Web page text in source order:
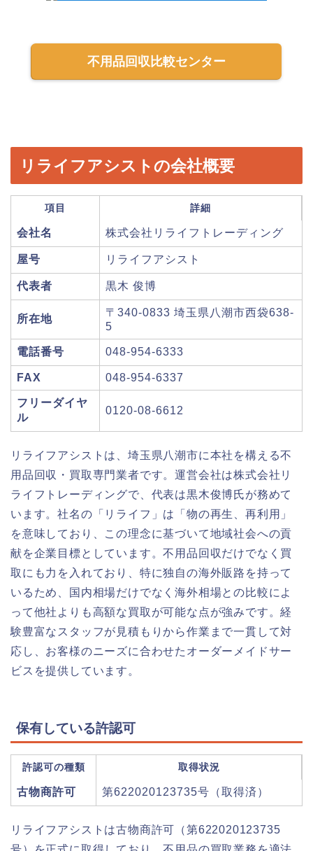
不用品回収比較センター
リライフアシストの会社概要
項目 詳細
会社名 株式会社リライフトレーディング
屋号 リライフアシスト
代表者 黒木 俊博
所在地
〒340-0833 埼玉県八潮市西袋638-
5
電話番号 048-954-6333
FAX 048-954-6337
フリーダイヤ
ル
0120-08-6612
リライフアシストは、埼玉県八潮市に本社を構える不
用品回収・買取専門業者です。運営会社は株式会社リ
ライフトレーディングで、代表は黒木俊博氏が務めて
います。社名の「リライフ」は「物の再生、再利用」
を意味しており、この理念に基づいて地域社会への貢
献を企業目標としています。不用品回収だけでなく買
取にも力を入れており、特に独自の海外販路を持って
いるため、国内相場だけでなく海外相場との比較によ
って他社よりも高額な買取が可能な点が強みです。経
験豊富なスタッフが見積もりから作業まで一貫して対
応し、お客様のニーズに合わせたオーダーメイドサー
ビスを提供しています。
保有している許認可
許認可の種類 取得状況
古物商許可 第622020123735号（取得済）
リライフアシストは古物商許可（第622020123735